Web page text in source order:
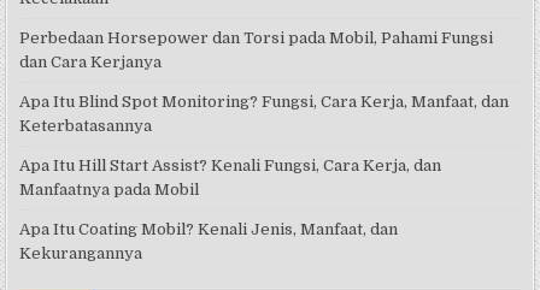
Perbedaan Horsepower dan Torsi pada Mobil, Pahami Fungsi
dan Cara Kerjanya
Apa Itu Blind Spot Monitoring? Fungsi, Cara Kerja, Manfaat, dan
Keterbatasannya
Apa Itu Hill Start Assist? Kenali Fungsi, Cara Kerja, dan
Manfaatnya pada Mobil
Apa Itu Coating Mobil? Kenali Jenis, Manfaat, dan
Kekurangannya